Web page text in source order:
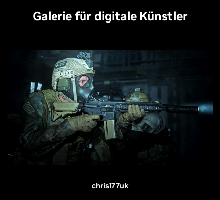
Galerie für digitale Künstler
chris177uk